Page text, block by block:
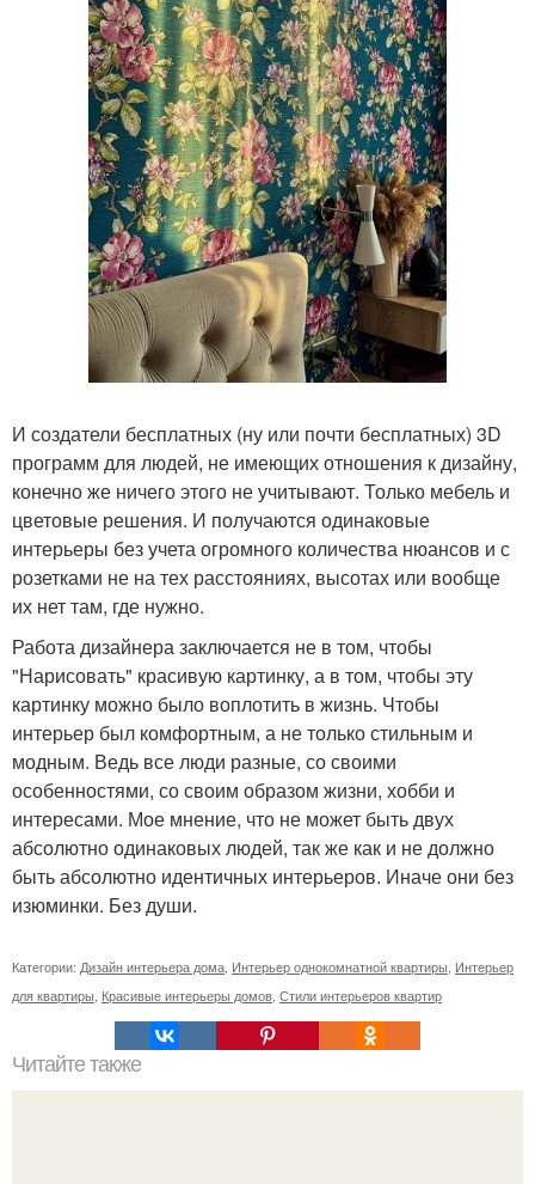
И создатели бесплатных (ну или почти бесплатных) 3D
программ для людей, не имеющих отношения к дизайну,
конечно же ничего этого не учитывают. Только мебель и
цветовые решения. И получаются одинаковые
интерьеры без учета огромного количества нюансов и с
розетками не на тех расстояниях, высотах или вообще
их нет там, где нужно.
Работа дизайнера заключается не в том, чтобы
"Нарисовать" красивую картинку, а в том, чтобы эту
картинку можно было воплотить в жизнь. Чтобы
интерьер был комфортным, а не только стильным и
модным. Ведь все люди разные, со своими
особенностями, со своим образом жизни, хобби и
интересами. Мое мнение, что не может быть двух
абсолютно одинаковых людей, так же как и не должно
быть абсолютно идентичных интерьеров. Иначе они без
изюминки. Без души.
Категории: Дизайн интерьера дома, Интерьер однокомнатной квартиры, Интерьер
для квартиры, Красивые интерьеры домов, Стили интерьеров квартир
Читайте также